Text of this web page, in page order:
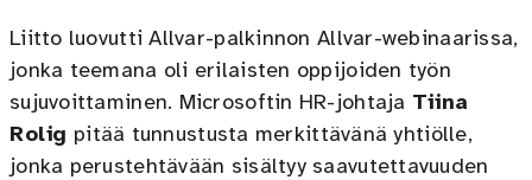
Liitto luovutti Allvar-palkinnon Allvar-webinaarissa,
jonka teemana oli erilaisten oppijoiden työn
sujuvoittaminen. Microsoftin HR-johtaja Tiina
Rolig pitää tunnustusta merkittävänä yhtiölle,
jonka perustehtävään sisältyy saavutettavuuden